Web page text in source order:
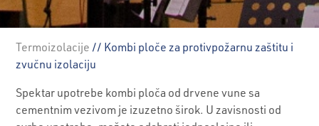
Termoizolacije // Kombi ploče za protivpožarnu zaštitu i
zvučnu izolaciju
Spektar upotrebe kombi ploča od drvene vune sa
cementnim vezivom je izuzetno širok. U zavisnosti od